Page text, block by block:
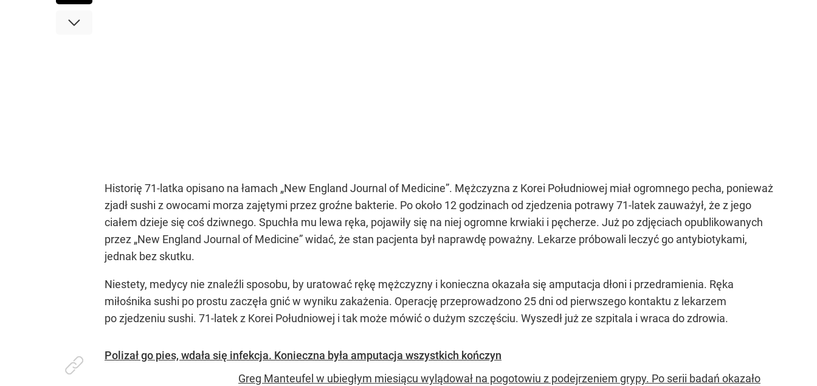
Historię 71-latka opisano na łamach „New England Journal of Medicine”. Mężczyzna z Korei Południowej miał ogromnego pecha, ponieważ
zjadł sushi z owocami morza zajętymi przez groźne bakterie. Po około 12 godzinach od zjedzenia potrawy 71-latek zauważył, że z jego
ciałem dzieje się coś dziwnego. Spuchła mu lewa ręka, pojawiły się na niej ogromne krwiaki i pęcherze. Już po zdjęciach opublikowanych
przez „New England Journal of Medicine” widać, że stan pacjenta był naprawdę poważny. Lekarze próbowali leczyć go antybiotykami,
jednak bez skutku.
Niestety, medycy nie znaleźli sposobu, by uratować rękę mężczyzny i konieczna okazała się amputacja dłoni i przedramienia. Ręka
miłośnika sushi po prostu zaczęła gnić w wyniku zakażenia. Operację przeprowadzono 25 dni od pierwszego kontaktu z lekarzem
po zjedzeniu sushi. 71-latek z Korei Południowej i tak może mówić o dużym szczęściu. Wyszedł już ze szpitala i wraca do zdrowia.
Polizał go pies, wdała się infekcja. Konieczna była amputacja wszystkich kończyn
Greg Manteufel w ubiegłym miesiącu wylądował na pogotowiu z podejrzeniem grypy. Po serii badań okazało